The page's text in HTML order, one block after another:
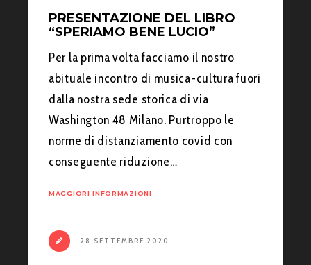
PRESENTAZIONE DEL LIBRO
“SPERIAMO BENE LUCIO”
Per la prima volta facciamo il nostro
abituale incontro di musica-cultura fuori
dalla nostra sede storica di via
Washington 48 Milano. Purtroppo le
norme di distanziamento covid con
conseguente riduzione…
MAGGIORI INFORMAZIONI
28 SETTEMBRE 2020